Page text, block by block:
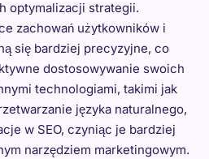
optymalizacji strategii.
zachowań użytkowników i
się bardziej precyzyjne, co
dostosowywanie swoich
technologiami, takimi jak
języka naturalnego,
w SEO, czyniąc je bardziej
narzędziem marketingowym.